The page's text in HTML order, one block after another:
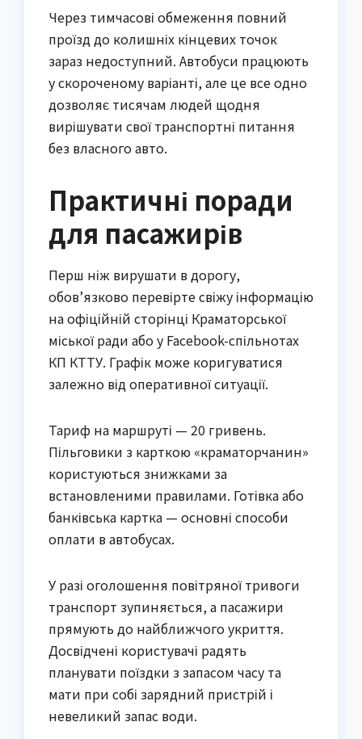
Через тимчасові обмеження повний
проїзд до колишніх кінцевих точок
зараз недоступний. Автобуси працюють
у скороченому варіанті, але це все одно
дозволяє тисячам людей щодня
вирішувати свої транспортні питання
без власного авто.
Практичні поради
для пасажирів
Перш ніж вирушати в дорогу,
обов’язково перевірте свіжу інформацію
на офіційній сторінці Краматорської
міської ради або у Facebook-спільнотах
КП КТТУ. Графік може коригуватися
залежно від оперативної ситуації.
Тариф на маршруті — 20 гривень.
Пільговики з карткою «краматорчанин»
користуються знижками за
встановленими правилами. Готівка або
банківська картка — основні способи
оплати в автобусах.
У разі оголошення повітряної тривоги
транспорт зупиняється, а пасажири
прямують до найближчого укриття.
Досвідчені користувачі радять
планувати поїздки з запасом часу та
мати при собі зарядний пристрій і
невеликий запас води.